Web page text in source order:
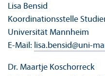
Lisa Bensid
Koordinations­stelle
Universität Mannheim
E-Mail: lisa.bensid@uni-
Dr. Maartje Koschorreck